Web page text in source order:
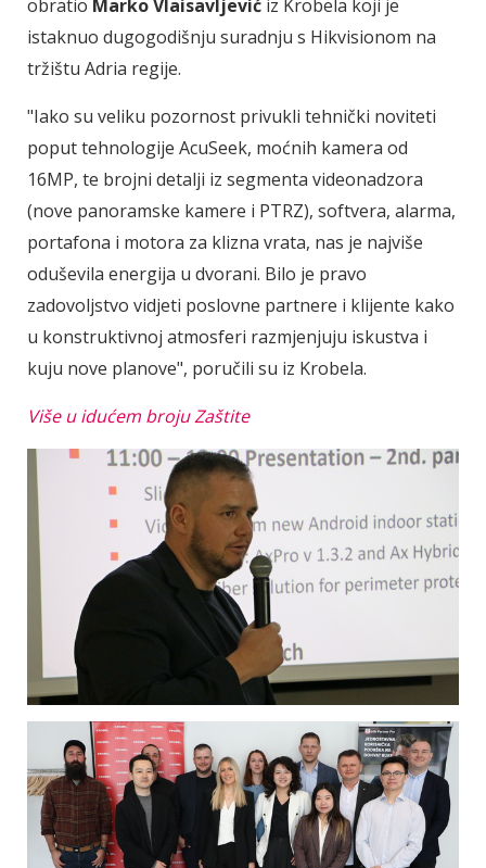
obratio Marko Vlaisavljević iz Krobela koji je
istaknuo dugogodišnju suradnju s Hikvisionom na
tržištu Adria regije.
"Iako su veliku pozornost privukli tehnički noviteti
poput tehnologije AcuSeek, moćnih kamera od
16MP, te brojni detalji iz segmenta videonadzora
(nove panoramske kamere i PTRZ), softvera, alarma,
portafona i motora za klizna vrata, nas je najviše
oduševila energija u dvorani. Bilo je pravo
zadovoljstvo vidjeti poslovne partnere i klijente kako
u konstruktivnoj atmosferi razmjenjuju iskustva i
kuju nove planove", poručili su iz Krobela.
Više u idućem broju Zaštite